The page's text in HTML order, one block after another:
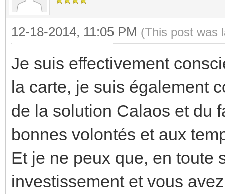
12-18-2014, 11:05 PM (This post was
Je suis effectivement
la carte, je suis également
de la solution Calaos et du
bonnes volontés et aux
Et je ne peux que, en toute
investissement et vous